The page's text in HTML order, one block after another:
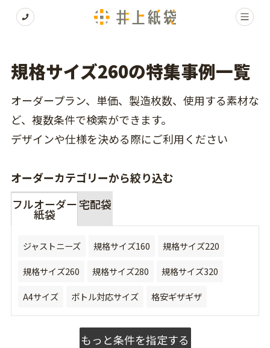
規格サイズ260の特集事例一覧
オーダープラン、単価、製造枚数、使用する素材な
ど、複数条件で検索ができます。
デザインや仕様を決める際にご利用ください
オーダーカテゴリーから絞り込む
フルオーダー
紙袋
宅配袋
ジャストニーズ 規格サイズ160
規格サイズ220
規格サイズ260
規格サイズ280
規格サイズ320
A4サイズ
ボトル対応サイズ 格安ギザギザ
もっと条件を指定する